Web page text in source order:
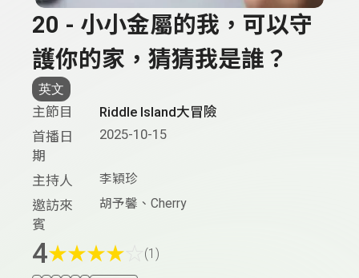
20 - 小小金屬的我，可以守
護你的家，猜猜我是誰？
英文
主節目
Riddle Island大冒險
首播日
期
2025-10-15
主持人 李穎珍
邀訪來
賓
胡予馨、Cherry
4★★★★ (1)